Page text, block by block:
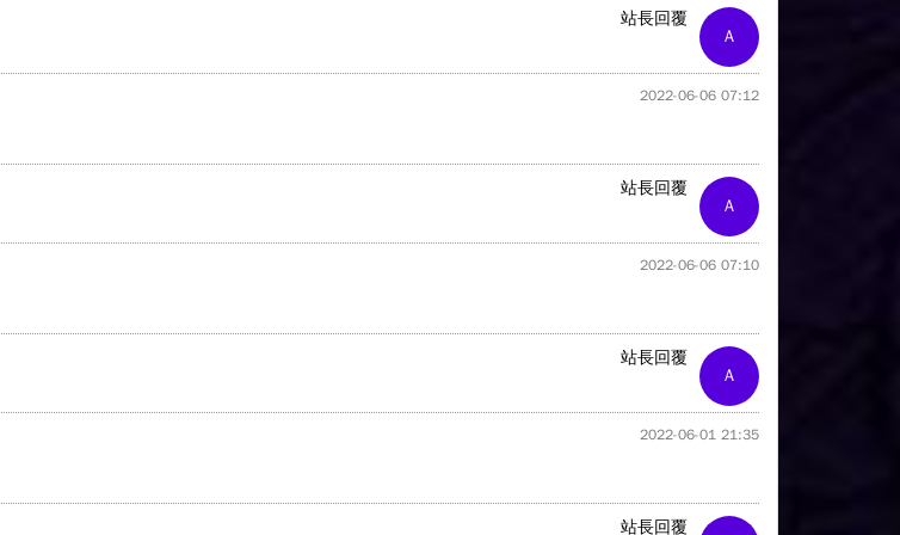
A
站長回覆
2022-06-06 07:12
A
站長回覆
2022-06-06 07:10
A
站長回覆
2022-06-01 21:35
站長回覆